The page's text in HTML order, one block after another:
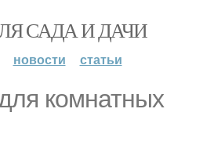
САДА И ДАЧИ
новости статьи
комнатных